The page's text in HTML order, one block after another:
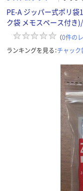
PE-A ジッパー式ポリ
ク袋 メモスペース付き)/
（0件の
ランキングを見る：チャック